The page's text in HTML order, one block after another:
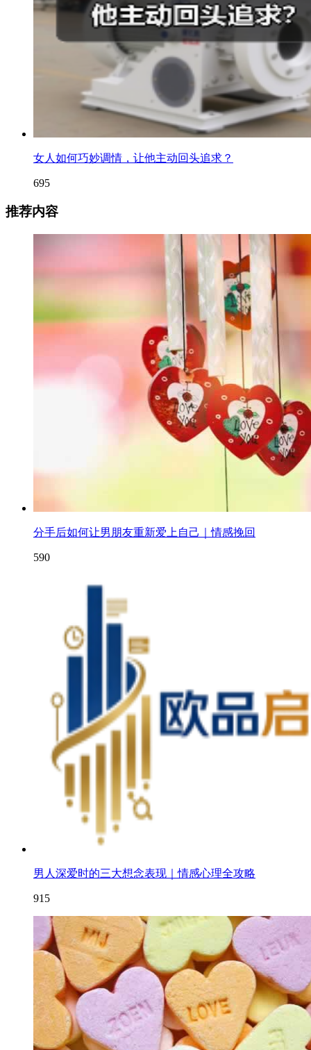
女人如何巧妙调情，让他主动回头追求？
695
推荐内容
分手后如何让男朋友重新爱上自己｜情感挽回
590
男人深爱时的三大想念表现｜情感心理全攻略
915